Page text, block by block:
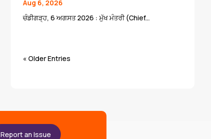
Aug 6, 2026
ਚੰਡੀਗੜ੍ਹ, 6 ਅਗਸਤ 2026 : ਮੁੱਖ ਮੰਤਰੀ (Chief...
« Older Entries
Report an Issue